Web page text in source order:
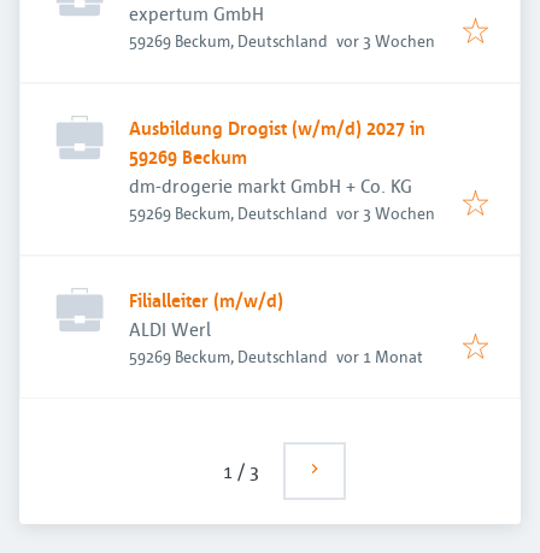
expertum GmbH
59269 Beckum, Deutschland Veröffentlicht
vor 3 Wochen
Ausbildung Drogist (w/m/d) 2027 in
59269 Beckum
dm-drogerie markt GmbH + Co. KG
59269 Beckum, Deutschland Veröffentlicht
vor 3 Wochen
Filialleiter (m/w/d)
ALDI Werl
59269 Beckum, Deutschland Veröffentlicht
vor 1 Monat
1 / 3